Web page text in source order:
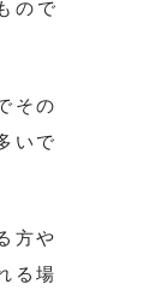
ので
その
いで
方や
る場